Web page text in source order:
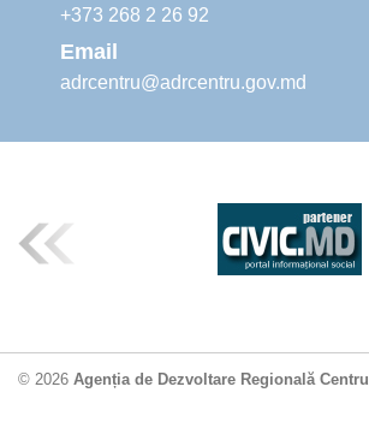
+373 268 2 26 92
Email
adrcentru@adrcentru.gov.md
© 2026 Agenția de Dezvoltare Regională Centru